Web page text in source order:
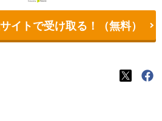
イトで受け取る！（無料）